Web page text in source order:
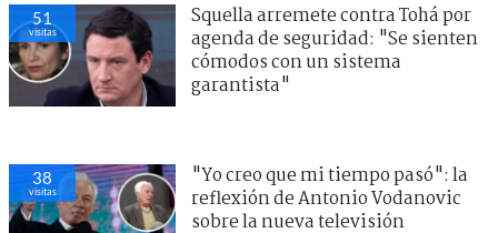
51
visitas
Squella arremete contra Tohá por
agenda de seguridad: "Se sienten
cómodos con un sistema
garantista"
38
visitas
"Yo creo que mi tiempo pasó": la
reflexión de Antonio Vodanovic
sobre la nueva televisión